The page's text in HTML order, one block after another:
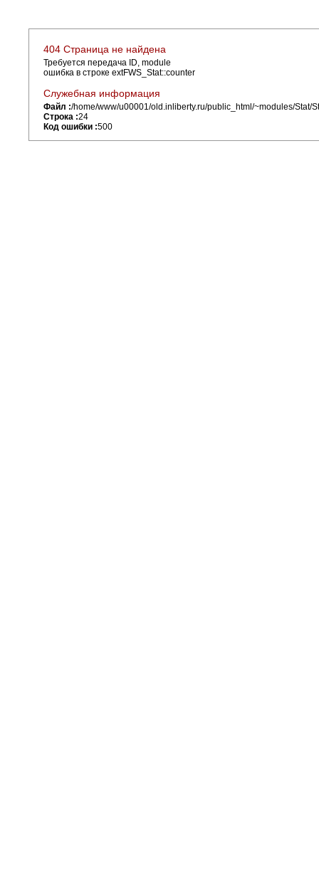
404 Страница не найдена
Требуется передача ID, module
ошибка в строке extFWS_Stat::counter
Служебная информация
Файл :/home/www/u00001/old.inliberty.ru/public_html/~modules/Stat/
Строка :24
Код ошибки :500